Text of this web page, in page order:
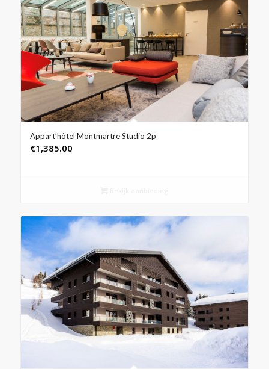
Appart’hôtel Montmartre Studio 2p
€1,385.00